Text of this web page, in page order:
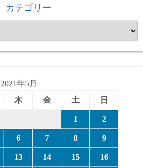
カテゴリー
2021年5月
木 金 土 日
1 2
6 7 8 9
13 14 15 16